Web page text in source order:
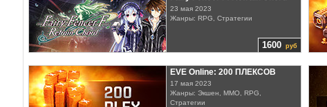
1600 руб
23 мая 2023
Жанры: RPG, Стратегии
EVE Online: 200 ПЛЕКСОВ
17 мая 2023
Жанры: Экшен, MMO, RPG,
Стратегии